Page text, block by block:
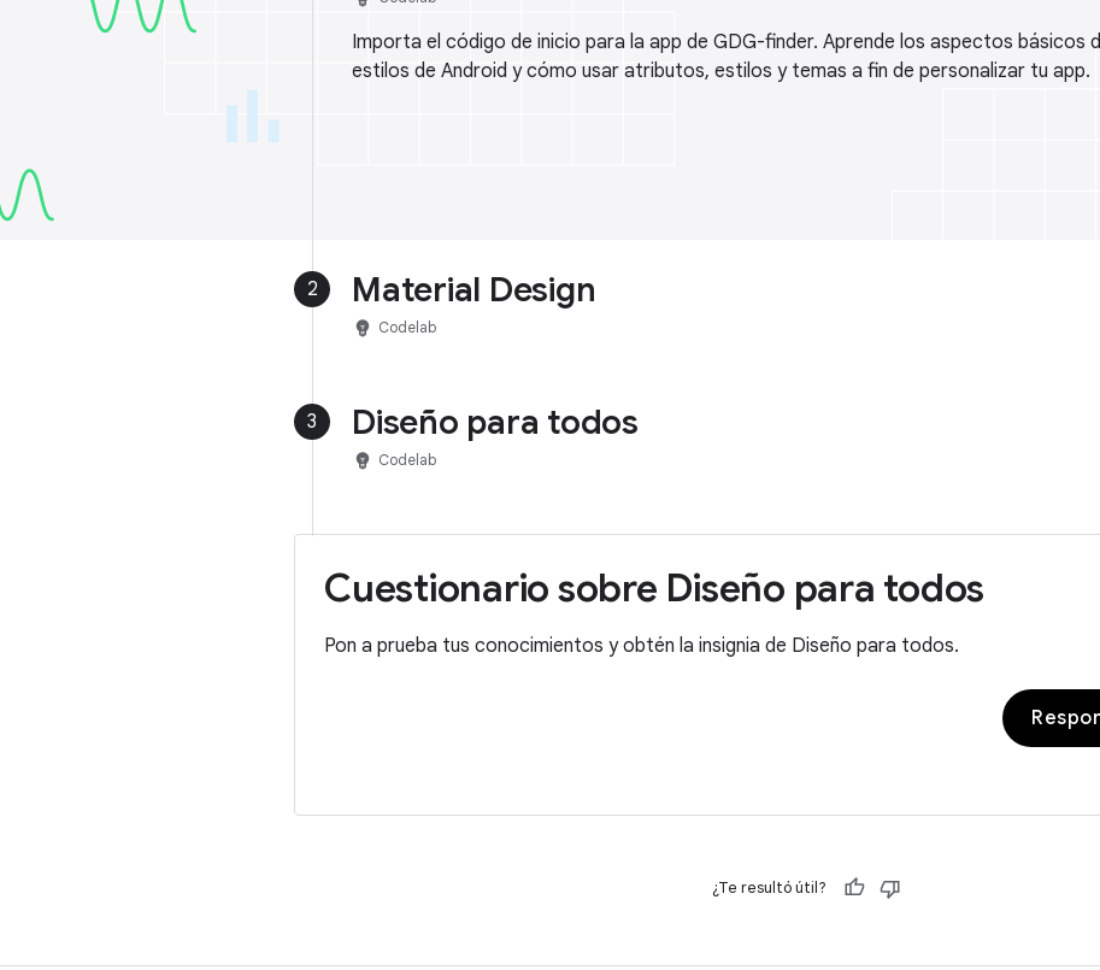
Importa el código de inicio para la app de GDG-finder. Aprende los aspectos básicos
estilos de Android y cómo usar atributos, estilos y temas a fin de personalizar tu app.
2 Material Design
emoji_objects Codelab
3 Diseño para todos
emoji_objects Codelab
Cuestionario sobre Diseño para todos
Pon a prueba tus conocimientos y obtén la insignia de Diseño para todos.
¿Te resultó útil?